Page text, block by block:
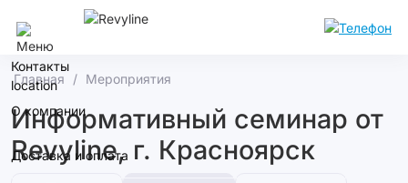
Контакты
О компании
Доставка и оплата
Главная Мероприятия
Информативный семинар от
Revyline, г. Красноярск